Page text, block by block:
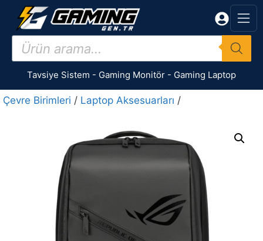
İçeriğe
Products
search
Tavsiye Sistem - Gaming Monitör - Gaming Laptop
Çevre Birimleri / Laptop Aksesuarları /